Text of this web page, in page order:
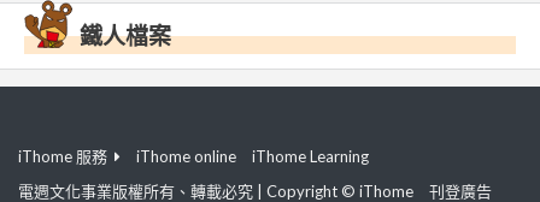
鐵人檔案
iThome 服務 iThome online
iThome Learning
電週文化事業版權所有、轉載必究 | Copyright © iThome
刊登廣告